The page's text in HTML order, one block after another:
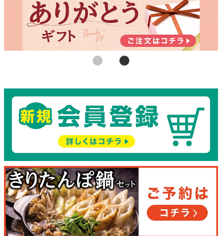
%E9%A3%AF%E6%B2%BC%E8%A6%B3%E9%9F%B3
PlayStation 3 Wi-Fi Antenna Replacement
booking
産直
%E5%B7%B4%E8%A5%BF%E5%88%A9%E4%BA%9E